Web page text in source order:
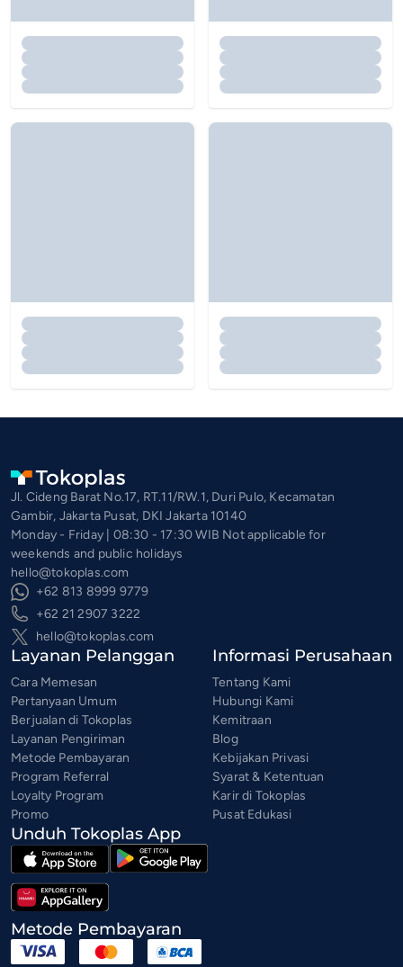
Jl. Cideng Barat No.17, RT.11/RW.1, Duri Pulo, Kecamatan
Gambir, Jakarta Pusat, DKI Jakarta 10140
Monday - Friday | 08:30 - 17:30 WIB Not applicable for
weekends and public holidays
hello@tokoplas.com
+62 813 8999 9779
+62 21 2907 3222
hello@tokoplas.com
Layanan Pelanggan
Cara Memesan
Pertanyaan Umum
Berjualan di Tokoplas
Layanan Pengiriman
Metode Pembayaran
Program Referral
Loyalty Program
Promo
Informasi Perusahaan
Tentang Kami
Hubungi Kami
Kemitraan
Blog
Kebijakan Privasi
Syarat & Ketentuan
Karir di Tokoplas
Pusat Edukasi
Unduh Tokoplas App
Metode Pembayaran